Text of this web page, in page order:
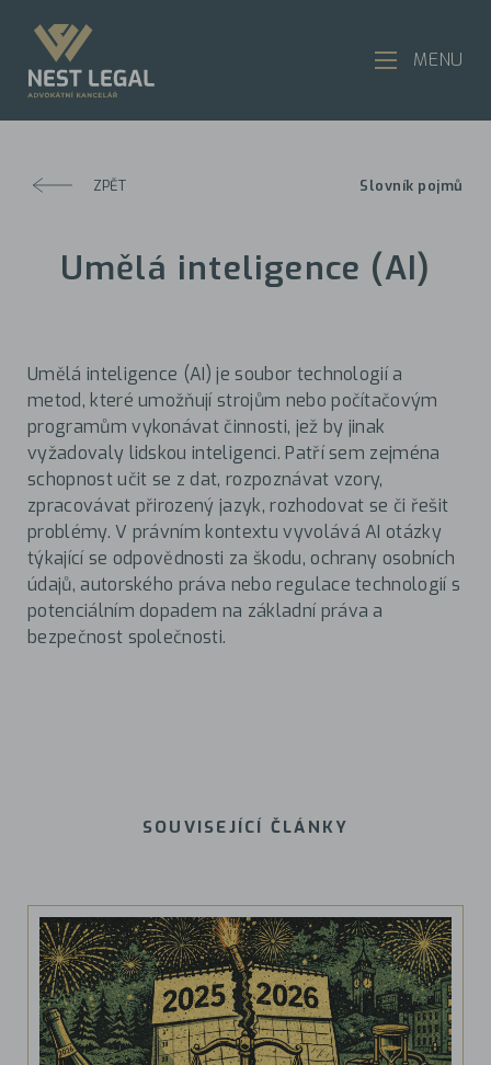
ZPĚT Slovník pojmů
Umělá inteligence (AI)
Umělá inteligence (AI) je soubor technologií a
metod, které umožňují strojům nebo počítačovým
programům vykonávat činnosti, jež by jinak
vyžadovaly lidskou inteligenci. Patří sem zejména
schopnost učit se z dat, rozpoznávat vzory,
zpracovávat přirozený jazyk, rozhodovat se či řešit
problémy. V právním kontextu vyvolává AI otázky
týkající se odpovědnosti za škodu, ochrany osobních
údajů, autorského práva nebo regulace technologií s
potenciálním dopadem na základní práva a
bezpečnost společnosti.
SOUVISEJÍCÍ ČLÁNKY
MENU